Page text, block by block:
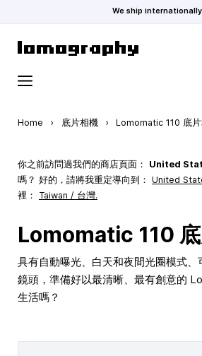
We ship
Home › 底片相機 › Lomomatic 110 底
你之前訪問過我們的商店頁面： United
嗎？ 好的，請將我重定導向到： United
裡： Taiwan / 台灣.
Lomomatic 110
具有自動曝光、白天和夜間光圈模式、
鏡頭，準備好以最清晰、最有創意的
生活嗎？